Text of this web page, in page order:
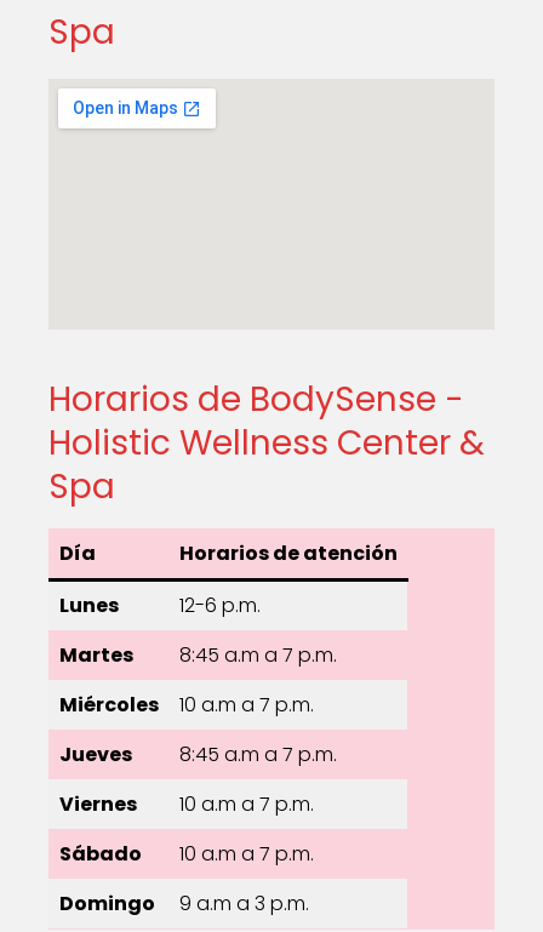
Spa
Horarios de BodySense -
Holistic Wellness Center &
Spa
Día
Horarios de atención
Lunes
12-6 p.m.
Martes
8:45 a.m a 7 p.m.
Miércoles
10 a.m a 7 p.m.
Jueves
8:45 a.m a 7 p.m.
Viernes
10 a.m a 7 p.m.
Sábado
10 a.m a 7 p.m.
Domingo
9 a.m a 3 p.m.